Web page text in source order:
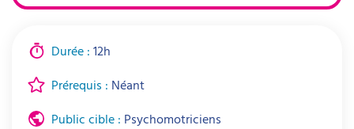
Durée : 12h
Prérequis : Néant
Public cible : Psychomotriciens